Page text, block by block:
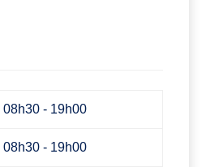
08h30 - 19h00
08h30 - 19h00